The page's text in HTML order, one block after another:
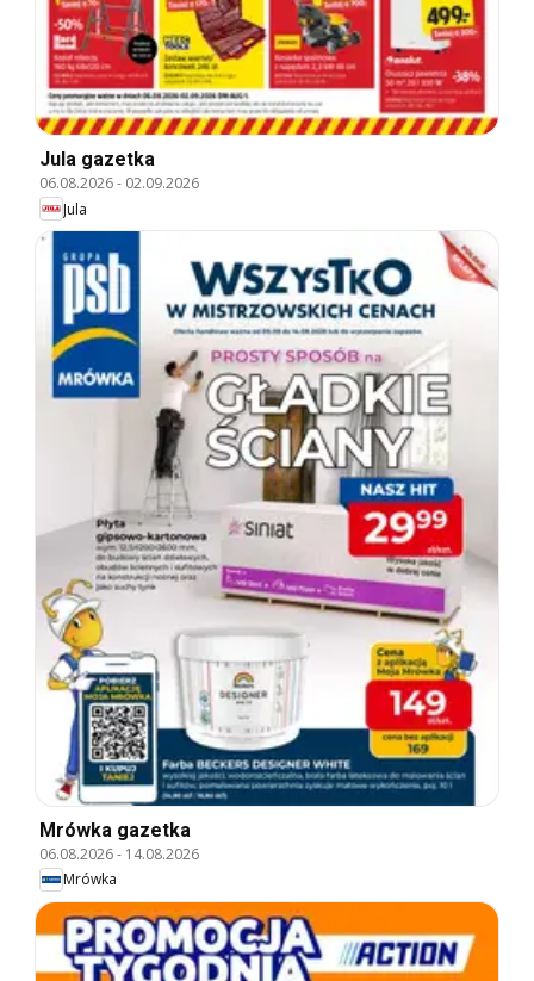
Jula gazetka
06.08.2026- 02.09.2026
Jula
Mrówka gazetka
06.08.2026- 14.08.2026
Mrówka